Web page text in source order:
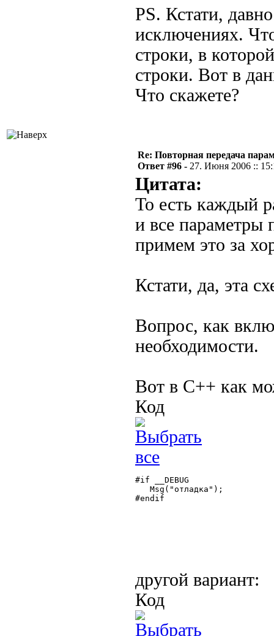
PS. Кстати,
исключениях.
строки, в
строки. Вот в
Что скажете?
Re: Повторная передача
Ответ #96 - 27. Июня 2006 ::
Цитата:
То есть каждый
и все параметры
примем это за
Кстати, да, эта
Вопрос, как
необходимости.
Вот в С++ как
Код
#if __DEBUG
Msg("отладка");
#endif
другой вариант:
Код